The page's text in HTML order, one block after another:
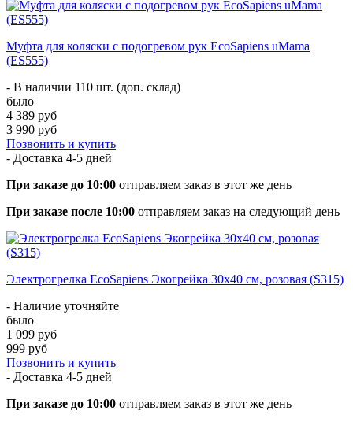
Муфта для коляски с подогревом рук EcoSapiens uMama
(ES555)
- В наличии 110 шт. (доп. склад)
было
4 389 руб
3 990 руб
Позвонить и купить
- Доставка 4-5 дней
При заказе до 10:00 отправляем заказ в этот же день
При заказе после 10:00 отправляем заказ на следующий день
Электрогрелка EcoSapiens Экогрейка 30х40 см, розовая (S315)
- Наличие уточняйте
было
1 099 руб
999 руб
Позвонить и купить
- Доставка 4-5 дней
При заказе до 10:00 отправляем заказ в этот же день